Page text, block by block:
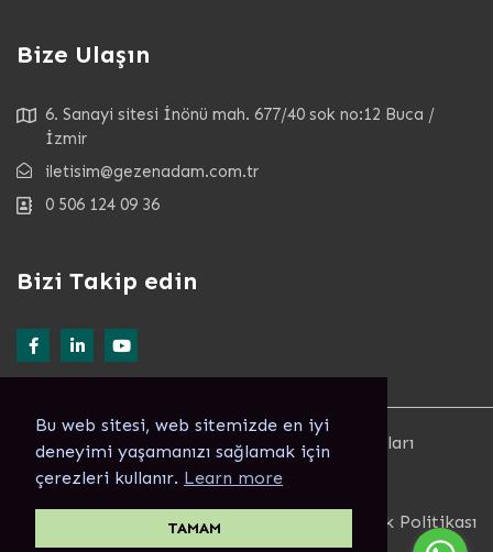
Bu web sitesi, web sitemizde en iyi
deneyimi yaşamanızı sağlamak için
çerezleri kullanır. Learn more
TAMAM
Bize Ulaşın
6. Sanayi sitesi İnönü mah. 677/40 sok no:12 Buca /
İzmir
iletisim@gezenadam.com.tr
0 506 124 09 36
Bizi Takip edin
© Copyright 2022. GEZENADAM ® Tüm Hakları
Saklıdır Alıntı Yapılamaz.
Şartlar ve koşullar Gizlilik Politikası